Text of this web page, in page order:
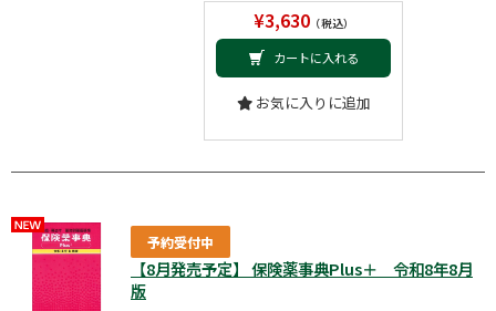
¥3,630（税込）
カートに入れる
お気に入りに追加
予約受付中
【8月発売予定】 保険薬事典Plus＋ 令和8年8月
版